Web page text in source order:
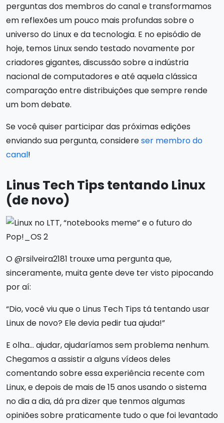
perguntas dos membros do canal e transformamos
em reflexões um pouco mais profundas sobre o
universo do Linux e da tecnologia. E no episódio de
hoje, temos Linux sendo testado novamente por
criadores gigantes, discussão sobre a indústria
nacional de computadores e até aquela clássica
comparação entre distribuições que sempre rende
um bom debate.
Se você quiser participar das próximas edições
enviando sua pergunta, considereser membro do
canal!
Linus Tech Tips tentando Linux
(de novo)
O @rsilveira2181 trouxe uma pergunta que,
sinceramente, muita gente deve ter visto pipocando
por aí:
“Dio, você viu que o Linus Tech Tips tá tentando usar
Linux de novo? Ele devia pedir tua ajuda!”
E olha… ajudar, ajudaríamos sem problema nenhum.
Chegamos a assistir a alguns vídeos deles
comentando sobre essa experiência recente com
Linux, e depois de mais de 15 anos usando o sistema
no dia a dia, dá pra dizer que tenmos algumas
opiniões sobre praticamente tudo o que foi levantado